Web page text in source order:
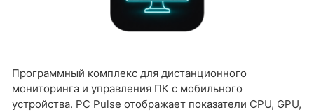
Программный комплекс для дистанционного
мониторинга и управления ПК с мобильного
устройства. PC Pulse отображает показатели CPU, GPU,